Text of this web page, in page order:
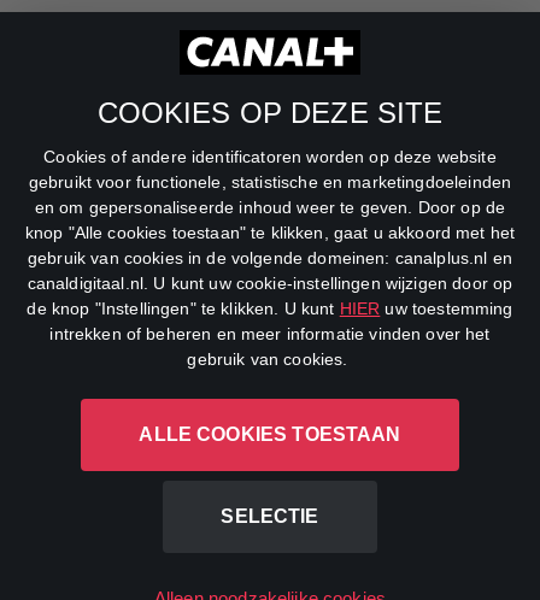
COOKIES OP DEZE SITE
Cookies of andere identificatoren worden op deze website
gebruikt voor functionele, statistische en marketingdoeleinden
en om gepersonaliseerde inhoud weer te geven. Door op de
knop "Alle cookies toestaan" te klikken, gaat u akkoord met het
gebruik van cookies in de volgende domeinen: canalplus.nl en
canaldigitaal.nl. U kunt uw cookie-instellingen wijzigen door op
de knop "Instellingen" te klikken. U kunt HIER uw toestemming
intrekken of beheren en meer informatie vinden over het
gebruik van cookies.
ALLE COOKIES TOESTAAN
SELECTIE
RTL Z
SBS6
Veronica
DreamWorks Channel
CANAL+ Luxembourg S. à r.l., Rue Albert Borschette 4, L-1246